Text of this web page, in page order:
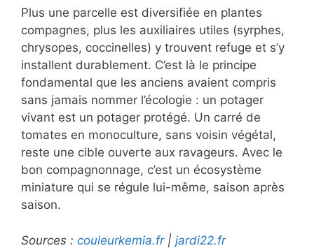
Plus une parcelle est diversifiée en plantes
compagnes, plus les auxiliaires utiles (syrphes,
chrysopes, coccinelles) y trouvent refuge et s’y
installent durablement. C’est là le principe
fondamental que les anciens avaient compris
sans jamais nommer l’écologie : un potager
vivant est un potager protégé. Un carré de
tomates en monoculture, sans voisin végétal,
reste une cible ouverte aux ravageurs. Avec le
bon compagnonnage, c’est un écosystème
miniature qui se régule lui-même, saison après
saison.
Sources : couleurkemia.fr| jardi22.fr